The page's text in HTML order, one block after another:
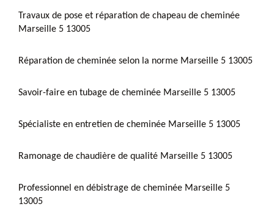
Travaux de pose et réparation de chapeau de cheminée
Marseille 5 13005
Réparation de cheminée selon la norme Marseille 5 13005
Savoir-faire en tubage de cheminée Marseille 5 13005
Spécialiste en entretien de cheminée Marseille 5 13005
Ramonage de chaudière de qualité Marseille 5 13005
Professionnel en débistrage de cheminée Marseille 5
13005